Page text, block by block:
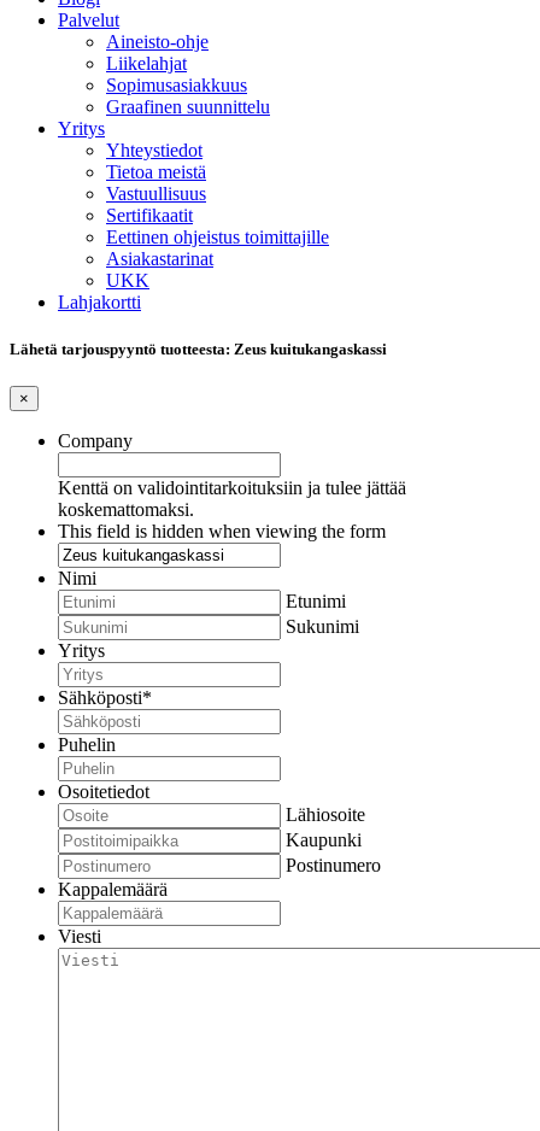
Palvelut
Aineisto-ohje
Liikelahjat
Sopimusasiakkuus
Graafinen suunnittelu
Yritys
Yhteystiedot
Tietoa meistä
Vastuullisuus
Sertifikaatit
Eettinen ohjeistus toimittajille
Asiakastarinat
UKK
Lahjakortti
Lähetä tarjouspyyntö tuotteesta: Zeus kuitukangaskassi
×
Company
Kenttä on validointitarkoituksiin ja tulee jättää
koskemattomaksi.
This field is hidden when viewing the form
Nimi
Etunimi
Sukunimi
Yritys
Sähköposti*
Puhelin
Osoitetiedot
Lähiosoite
Kaupunki
Postinumero
Kappalemäärä
Viesti